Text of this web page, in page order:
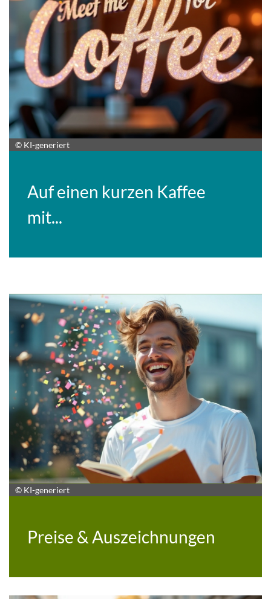
© KI-generiert
Auf einen kurzen Kaffee
mit...
© KI-generiert
Preise & Auszeichnungen